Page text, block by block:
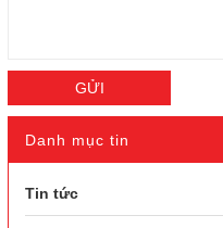
GỬI
Danh mục tin
Tin tức